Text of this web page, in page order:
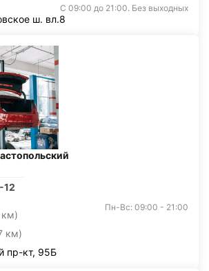
С 09:00 до 21:00. Без выходных
ш. вл.8
12
км)
км)
Пн-Вс: 09:00 - 21:00
пр-кт, 95Б